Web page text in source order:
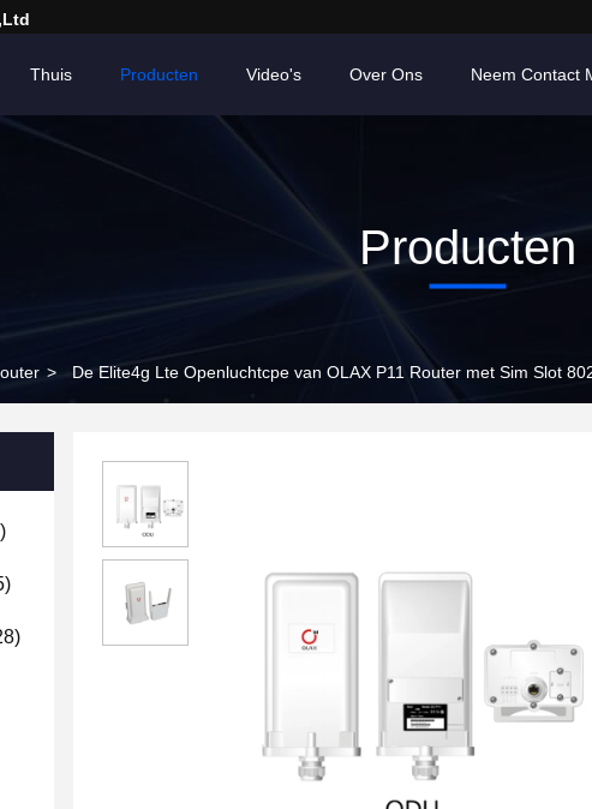
Thuis Producten Video's Over Ons Neem Contact
Producten
> De Elite4g Lte Openluchtcpe van OLAX P11 Router met Sim Slot